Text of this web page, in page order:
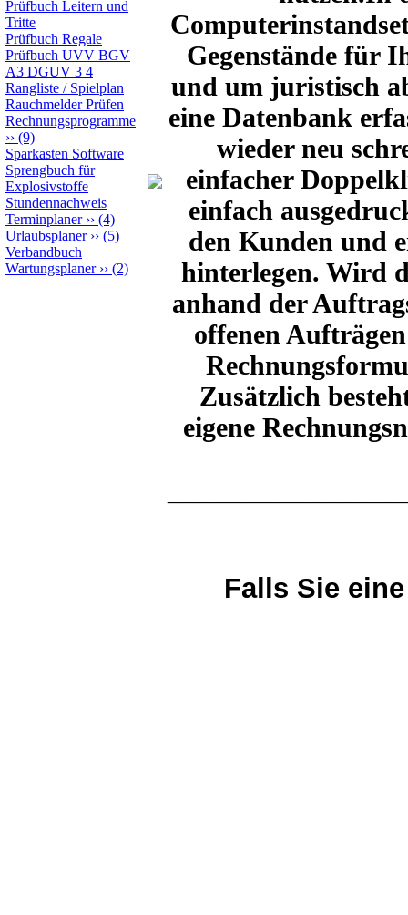
Prüfbuch Leitern und
Tritte
Prüfbuch Regale
Prüfbuch UVV BGV
A3 DGUV 3 4
Rangliste / Spielplan
Rauchmelder Prüfen
Rechnungsprogramme
›› (9)
Sparkasten Software
Sprengbuch für
Explosivstoffe
Stundennachweis
Terminplaner›› (4)
Urlaubsplaner›› (5)
Verbandbuch
Wartungsplaner›› (2)
Gegenstände für
und um juristisch
eine Datenbank
wieder neu
einfacher
einfach
den Kunden und
hinterlegen. Wird
anhand der
offenen
Zusätzlich
eigene
Falls Sie